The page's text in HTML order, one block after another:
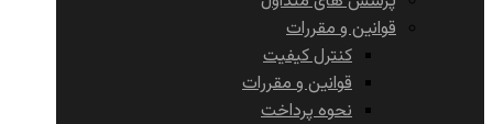
قوانین و مقررات
کنترل کیفیت
قوانین و مقررات
نحوه پرداخت